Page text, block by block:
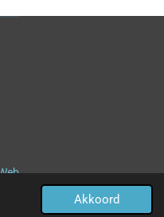
Akkoord